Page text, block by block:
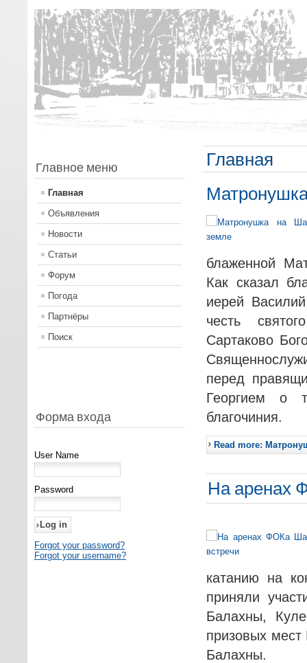
Главное меню
Главная
Объявления
Новости
Статьи
Форум
Погода
Партнёры
Поиск
Форма входа
User Name
Password
Forgot your password?
Forgot your username?
Главная
блаженной
Как сказал
иерей
честь
Сартаково
перед
Георгием о
благочиния.
Read more:
На аренах
катанию на
приняли
Балахны,
призовых
Балахны.